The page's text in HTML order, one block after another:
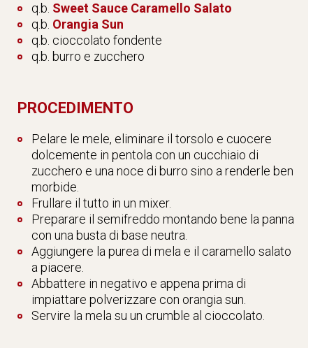
q.b. Sweet Sauce Caramello Salato
q.b. Orangia Sun
q.b. cioccolato fondente
q.b. burro e zucchero
PROCEDIMENTO
Pelare le mele, eliminare il torsolo e cuocere
dolcemente in pentola con un cucchiaio di
zucchero e una noce di burro sino a renderle ben
morbide.
Frullare il tutto in un mixer.
Preparare il semifreddo montando bene la panna
con una busta di base neutra.
Aggiungere la purea di mela e il caramello salato
a piacere.
Abbattere in negativo e appena prima di
impiattare polverizzare con orangia sun.
Servire la mela su un crumble al cioccolato.